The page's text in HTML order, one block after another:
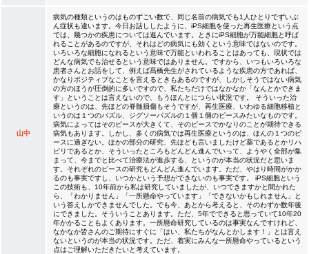
山中
病気の種類というのはものずごい数で、同じ名前の病気でも1人ひとりでずいぶ
ん症状も違います。今日お話ししたように、iPS細胞を使った再生医療という点
では、幾つかの疾患については進んでいます。ときにiPS細胞が万能細胞と呼ば
れることがあるのですが、それはどの病気にも効くという意味ではないのです。
いろいろな細胞になれるという意味で万能といわれることはあっても、現状では
どんな病気でも治せるという意味ではありません。ですから、いつもいろいろな
患者さんとお話をして、例えば髙橋先生がされているような疾患の方であれば、
かなりポジティブなことを言えるときもあるのですが、しかしそうではない病気
の方のほうが圧倒的に多いですので、私たちだけではなかなか「なんとかできま
す」ということは言えないので、もうほんとにつらい状況です。 そういった治
療というのは、先ほどの脊髄損傷もそうですが、再生医療、いわゆる細胞移植と
いうのは１つのパズル、ジグソーパズルの１個１個のピースみたいなものです。
病気によってはそのピースが大きくて、そのピースでかなりのことが期待できる
病気もあります。しかし、多くの病気では再生医療というのは、ほんの１つのピ
ースに過ぎない。ほかの部分の研究、先ほども言いましたけど薬であるとかリハ
ビリであるとか、そういったところもどんどん進んでいって、ようやく全部が集
まって、今までと比べて治療法が進歩する、というのが本当の状況だと思いま
す。それぞれのピースの研究もどんどん進んでいます。ただ、やはり時間がかか
るのも事実ですし、いつかという予想ができないのも事実です。 iPS細胞という
この技術も、10年前から私は研究していましたが、いつできますかと聞かれた
ら、「わかりません」「一所懸命やっています」「できないかもしれません」と
いう答えしかできませんでした。でも今、あとから考えると、そのわずか数年後
にできました。そういうことあります。ただ、5年でできると思っていて10年20
年かかることもよくあります。一所懸命研究しているのは事実なんですけれど、
なかなか皆さんのご期待にすぐに「はい、私たちがなんとかします！」とは言え
ないというのが本当の状況です。ただ、着実にみんな一所懸命やっているという
点はご理解いただきたいと考えています。